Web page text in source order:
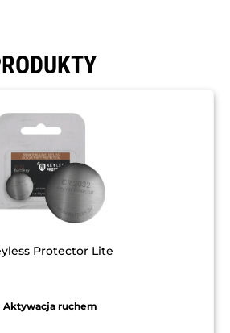
Protector Lite
Aktywacja ruchem